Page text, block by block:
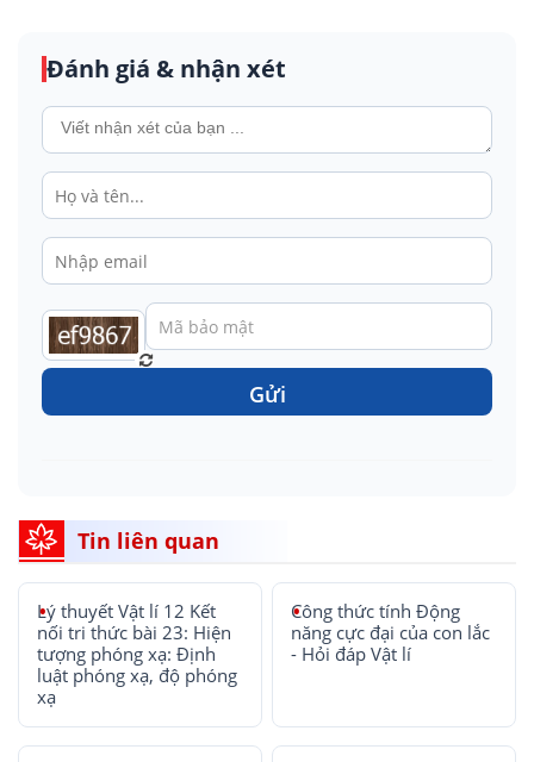
Đánh giá & nhận xét
Gửi
Tin liên quan
Lý thuyết Vật lí 12 Kết
nối tri thức bài 23: Hiện
tượng phóng xạ: Định
luật phóng xạ, độ phóng
xạ
Công thức tính Động
năng cực đại của con lắc
- Hỏi đáp Vật lí